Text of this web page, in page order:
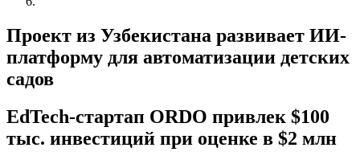
Проект из Узбекистана развивает ИИ-
платформу для автоматизации детских
садов
EdTech-стартап ORDO привлек $100
тыс. инвестиций при оценке в $2 млн